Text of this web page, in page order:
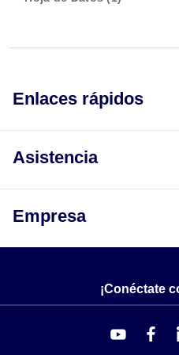
Enlaces rápidos
Asistencia
Empresa
¡Conéctate